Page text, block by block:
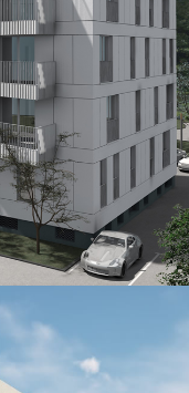
nudit će:
moderne
uređenje i
standardima
i kvaliteta